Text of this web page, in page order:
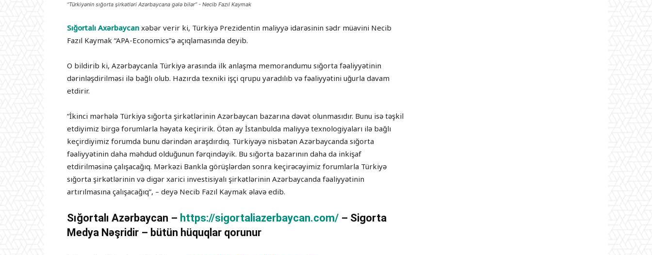
“Türkiyənin sığorta şirkətləri Azərbaycana gələ bilər” - Necib Fazıl Kaymak
Sığortalı Axərbaycan xəbər verir ki, Türkiyə Prezidentin maliyyə idarəsinin sədr müavini Necib
Fazıl Kaymak “APA-Economics”ə açıqlamasında deyib.
O bildirib ki, Azərbaycanla Türkiyə arasında ilk anlaşma memorandumu sığorta fəaliyyətinin
dərinləşdirilməsi ilə bağlı olub. Hazırda texniki işçi qrupu yaradılıb və fəaliyyətini uğurla davam
etdirir.
“İkinci mərhələ Türkiyə sığorta şirkətlərinin Azərbaycan bazarına dəvət olunmasıdır. Bunu isə təşkil
etdiyimiz birgə forumlarla həyata keçiririk. Ötən ay İstanbulda maliyyə texnologiyaları ilə bağlı
keçirdiyimiz forumda bunu dərindən araşdırdıq. Türkiyəyə nisbətən Azərbaycanda sığorta
fəaliyyətinin daha məhdud olduğunun fərqindəyik. Bu sığorta bazarının daha da inkişaf
etdirilməsinə çalışacağıq. Mərkəzi Bankla görüşlərdən sonra keçirəcəyimiz forumlarla Türkiyə
sığorta şirkətlərinin və digər xarici investisiyalı şirkətlərinin Azərbaycanda fəaliyyətinin
artırılmasına çalışacağıq”, – deyə Necib Fazıl Kaymak əlavə edib.
Sığortalı Azərbaycan – https://sigortaliazerbaycan.com/ – Sigorta
Medya Nəşridir – bütün hüquqlar qorunur